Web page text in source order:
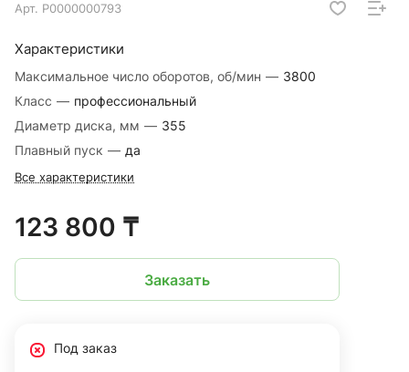
Арт. Р0000000793
Характеристики
Максимальное число оборотов, об/мин — 3800
Класс — профессиональный
Диаметр диска, мм — 355
Плавный пуск — да
Все характеристики
123 800 ₸
Заказать
Под заказ